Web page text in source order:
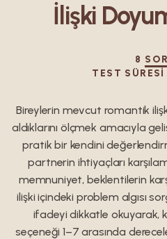
İlişki
8
TEST SÜRESI
Bireylerin mevcut romantik
aldıklarını ölçmek amacıyla
pratik bir kendini
partnerin ihtiyaçları
memnuniyet, beklentilerin
ilişki içindeki problem algısı
ifadeyi dikkatle okuyarak,
seçeneği 1–7 arasında